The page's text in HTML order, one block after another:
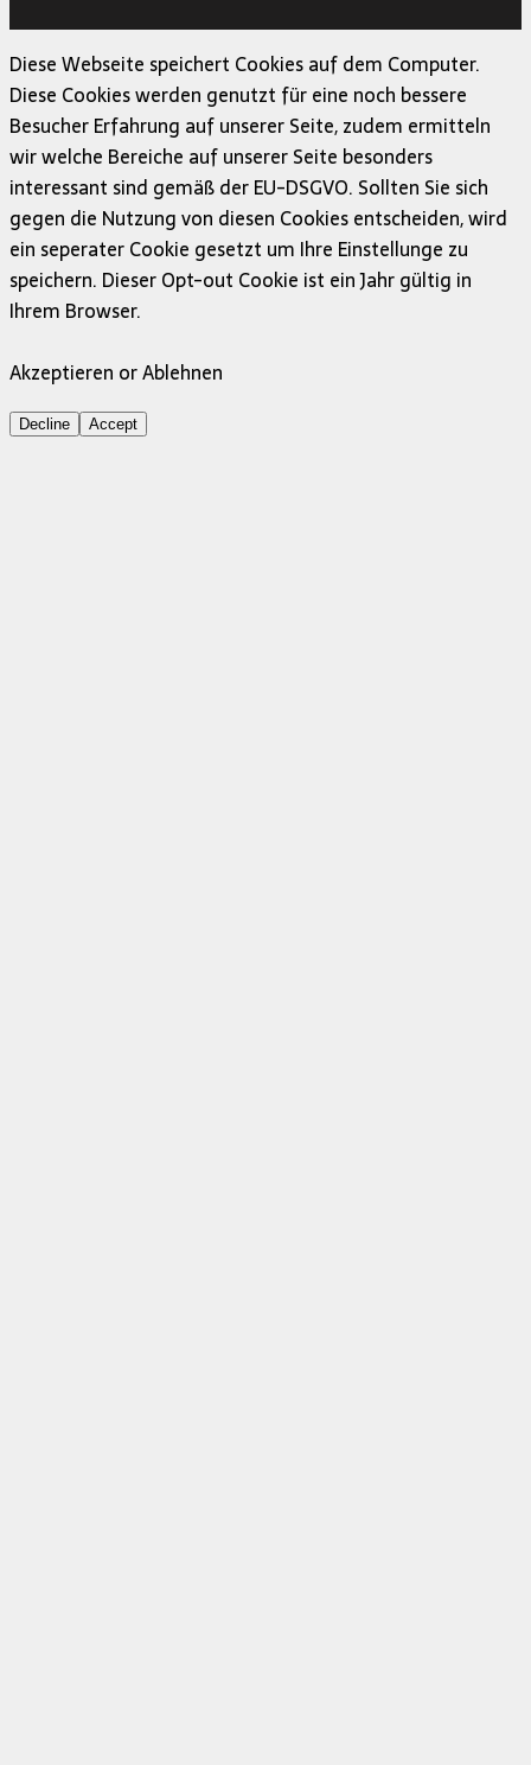
Diese Webseite speichert Cookies auf dem Computer.
Diese Cookies werden genutzt für eine noch bessere
Besucher Erfahrung auf unserer Seite, zudem ermitteln
wir welche Bereiche auf unserer Seite besonders
interessant sind gemäß der EU-DSGVO. Sollten Sie sich
gegen die Nutzung von diesen Cookies entscheiden, wird
ein seperater Cookie gesetzt um Ihre Einstellunge zu
speichern. Dieser Opt-out Cookie ist ein Jahr gültig in
Ihrem Browser.
Akzeptieren or Ablehnen
Decline Accept